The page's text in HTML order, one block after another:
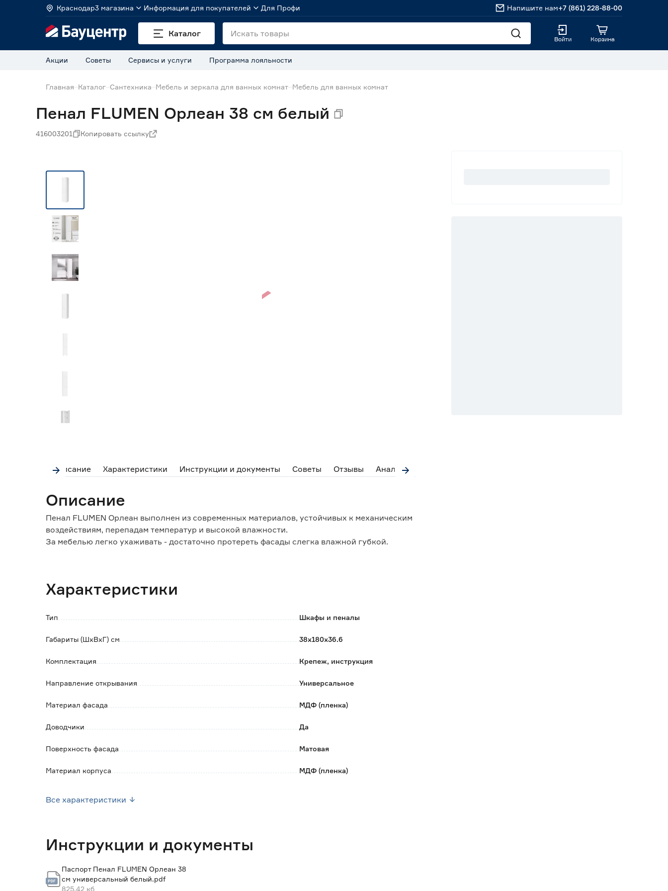
Краснодар3 магазина Информация для покупателей Для Профи Напишите нам+7 (861) 228-88-00
Каталог
Войти Корзина
Акции Советы Сервисы и услуги Программа лояльности
Главная Каталог Сантехника Мебель и зеркала для ванных комнат Мебель для ванных комнат
Пенал FLUMEN Орлеан 38 см белый
416003201 Копировать ссылку
Описание Характеристики Инструкции и документы Советы Отзывы Аналоги
Описание
Пенал FLUMEN Орлеан выполнен из современных материалов, устойчивых к механическим
воздействиям, перепадам температур и высокой влажности.
За мебелью легко ухаживать - достаточно протереть фасады слегка влажной губкой.
Внутреннее пространство разделено полочками.
Обратите внимание:
Характеристики
Тип Шкафы и пеналы
Габариты (ШхВхГ) см 38х180х36.6
Комплектация Крепеж, инструкция
Направление открывания Универсальное
Материал фасада МДФ (пленка)
Доводчики Да
Поверхность фасада Матовая
Материал корпуса МДФ (пленка)
Ширина (см)
Все характеристики
Инструкции и документы
Паспорт Пенал FLUMEN Орлеан 38
см универсальный белый.pdf
825.42 кб